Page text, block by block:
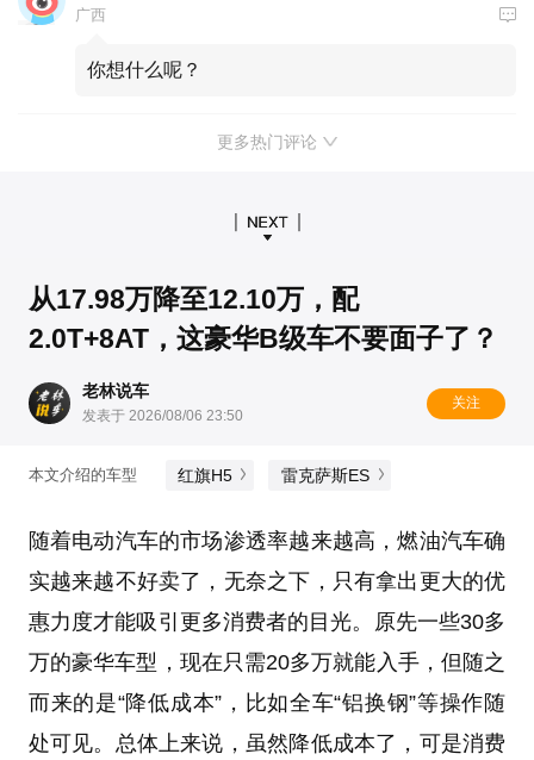
广西
你想什么呢？
更多热门评论
从17.98万降至12.10万，配
2.0T+8AT，这豪华B级车不要面子了？
老林说车
发表于 2026/08/06 23:50
关注
本文介绍的车型 红旗H5 雷克萨斯ES
随着电动汽车的市场渗透率越来越高，燃油汽车确
实越来越不好卖了，无奈之下，只有拿出更大的优
惠力度才能吸引更多消费者的目光。原先一些30多
万的豪华车型，现在只需20多万就能入手，但随之
而来的是“降低成本”，比如全车“铝换钢”等操作随
处可见。总体上来说，虽然降低成本了，可是消费